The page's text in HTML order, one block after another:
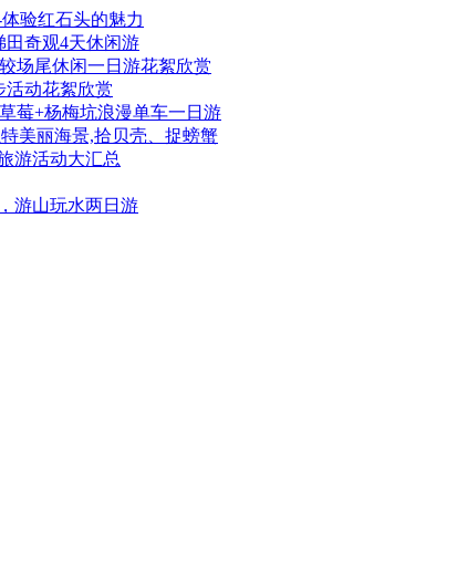
验红石头的魅力
田奇观4天休闲游
场尾休闲一日游花絮欣赏
活动花絮欣赏
莓+杨梅坑浪漫单车一日游
美丽海景,拾贝壳、捉螃蟹
游活动大汇总
游山玩水两日游